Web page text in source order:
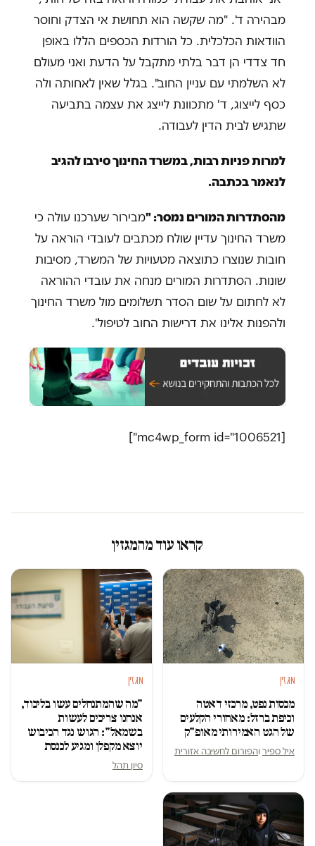
מבהירה ד'. "מה שקשה הוא תחושת אי הצדק וחוסר
הוודאות הכלכלית. כל הורדות הכספים הללו באופן
חד צדדי הן דבר בלתי מתקבל על הדעת ואני מעולם
לא השלמתי עם עניין החוב". בגלל שאין לאחותה ולה
כסף לייצוג, ד' מתכוונת לייצג את עצמה בתביעה
שתגיש לבית הדין לעבודה.
למרות פניות רבות, במשרד החינוך סירבו להגיב
לנאמר בכתבה.
מהסתדרות המורים נמסר: "מבירור שערכנו עולה כי
משרד החינוך עדיין שולח מכתבים לעובדי הוראה על
חובות שנוצרו כתוצאה מטעויות של המשרד, מסיבות
שונות. הסתדרות המורים מנחה את עובדי ההוראה
לא לחתום על שום הסדר תשלומים מול משרד החינוך
ולהפנות אלינו את דרישות החוב לטיפול".
[mc4wp_form id="1006521"]
קראו עוד מהמגזין
מגזין
מכסות נפט, מרכזי דאטה
וכיפת ברזל: מאחורי הקלעים
של הגט האמירותי מאופ"ק
איל ספיר והפורום לחשיבה אזורית
מגזין
"מה שהמתנחלים עשו בליכוד,
אנחנו צריכים לעשות
בשמאל": הגוש נגד הכיבוש
יוצא מקפלן ומגיע לכנסת
סיון תהל